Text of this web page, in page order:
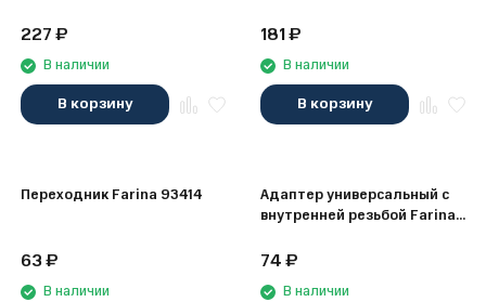
227₽
В наличии
В корзину
181₽
В наличии
В корзину
Переходник Farina 93414
63₽
В наличии
Адаптер универсальный с
внутренней резьбой Farina
74₽
В наличии